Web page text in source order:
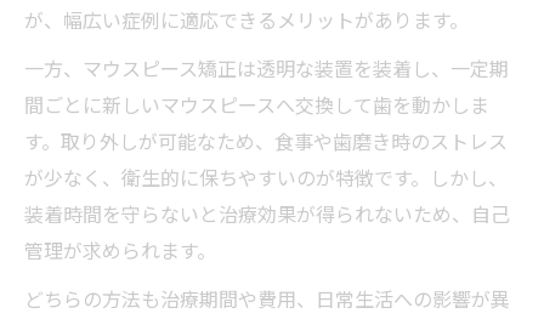
が、幅広い症例に適応できるメリットがあります。
一方、マウスピース矯正は透明な装置を装着し、一定期
間ごとに新しいマウスピースへ交換して歯を動かしま
す。取り外しが可能なため、食事や歯磨き時のストレス
が少なく、衛生的に保ちやすいのが特徴です。しかし、
装着時間を守らないと治療効果が得られないため、自己
管理が求められます。
どちらの方法も治療期間や費用、日常生活への影響が異